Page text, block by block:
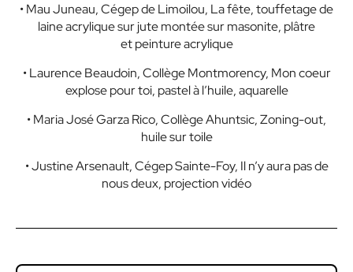
• Mau Juneau, Cégep de Limoilou, La fête, touffetage de
laine acrylique sur jute montée sur masonite, plâtre
et peinture acrylique
• Laurence Beaudoin, Collège Montmorency, Mon coeur
explose pour toi, pastel à l’huile, aquarelle
• Maria José Garza Rico, Collège Ahuntsic, Zoning-out,
huile sur toile
• Justine Arsenault, Cégep Sainte-Foy, Il n’y aura pas de
nous deux, projection vidéo